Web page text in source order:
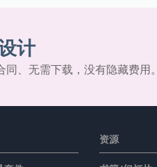
计
、无需下载，没有隐藏费用。
资源